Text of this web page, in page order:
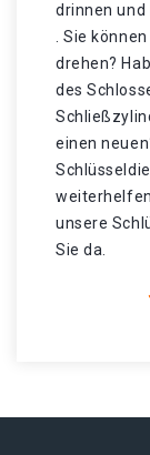
drinnen
. Sie
drehen?
des
einen
unsere
Sie da.